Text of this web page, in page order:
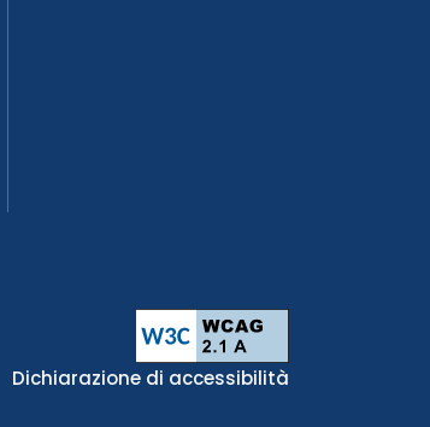
Dichiarazione di accessibilità